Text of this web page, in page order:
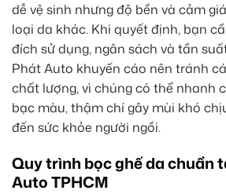
dễ vệ sinh nhưng độ bền và cảm
loại da khác. Khi quyết định, bạn
đích sử dụng, ngân sách và tần
Phát Auto khuyến cáo nên tránh
chất lượng, vì chúng có thể nhanh
bạc màu, thậm chí gây mùi khó
đến sức khỏe người ngồi.
Quy trình bọc ghế da chuẩn
Auto TPHCM